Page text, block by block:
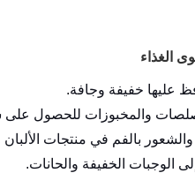
عليها خفيفة وجافة.
والمخبوزات للحصول
بالفم في منتجات الألبان
الوجبات الخفيفة والحانات.